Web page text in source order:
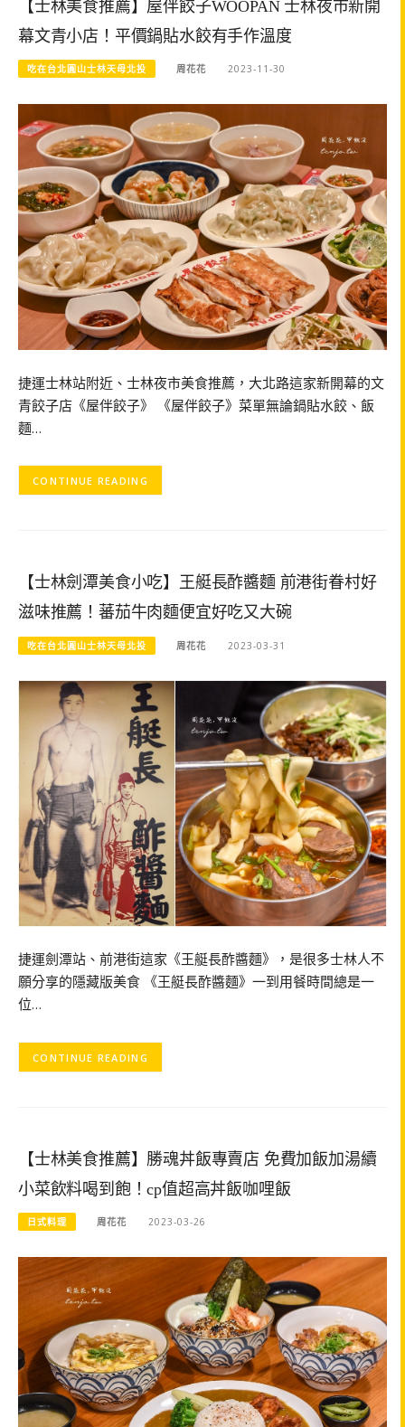
【士林美食推薦】屋伴餃子WOOPAN​ 士林夜市新開
幕文青小店！平價鍋貼水餃有手作溫度
吃在台北圓山士林天母北投 周花花 2023-11-30
捷運士林站附近、士林夜市美食推薦，大北路這家新開幕的文
青餃子店《屋伴餃子》 《屋伴餃子》菜單無論鍋貼水餃、飯
麵…
CONTINUE READING
【士林劍潭美食小吃】王艇長酢醬麵 前港街眷村好
滋味推薦！蕃茄牛肉麵便宜好吃又大碗
吃在台北圓山士林天母北投 周花花 2023-03-31
捷運劍潭站、前港街這家《王艇長酢醬麵》，是很多士林人不
願分享的隱藏版美食 《王艇長酢醬麵》一到用餐時間總是一
位…
CONTINUE READING
【士林美食推薦】勝魂丼飯專賣店 免費加飯加湯續
小菜飲料喝到飽！cp值超高丼飯咖哩飯
日式料理 周花花 2023-03-26